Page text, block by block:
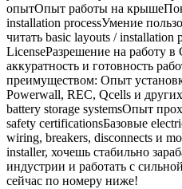
опытОпыт работы на
installation processУмение
читать basic layouts /
LicenseРазрешение на работу
аккуратность и готовность
преимуществом: Опыт
Powerwall, REC, Qcells и
battery storage systemsОпыт
safety certificationsБазовые
wiring, breakers, disconnects и
installer, хочешь стабильно
индустрии и работать с
сейчас по номеру ниже!